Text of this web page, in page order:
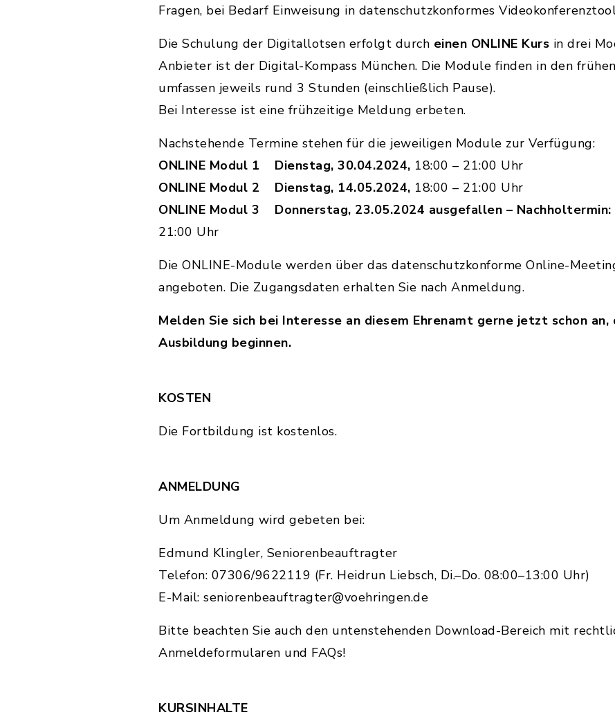
Fragen, bei Bedarf Einweisung in datenschutzkonformes
Die Schulung der Digitallotsen erfolgt durch einen ONLINE Kurs in drei
Anbieter ist der Digital-Kompass München. Die Module finden in den
umfassen jeweils rund 3 Stunden (einschließlich Pause).
Bei Interesse ist eine frühzeitige Meldung erbeten.
Nachstehende Termine stehen für die jeweiligen Module zur Verfügung:
ONLINE Modul 1 Dienstag, 30.04.2024, 18:00 – 21:00 Uhr
ONLINE Modul 2 Dienstag, 14.05.2024, 18:00 – 21:00 Uhr
ONLINE Modul 3 Donnerstag, 23.05.2024 ausgefallen – Nachholtermin:
21:00 Uhr
Die ONLINE-Module werden über das datenschutzkonforme Online-
angeboten. Die Zugangsdaten erhalten Sie nach Anmeldung.
Melden Sie sich bei Interesse an diesem Ehrenamt gerne jetzt schon
Ausbildung beginnen.
KOSTEN
Die Fortbildung ist kostenlos.
ANMELDUNG
Um Anmeldung wird gebeten bei:
Edmund Klingler, Seniorenbeauftragter
Telefon: 07306/9622119 (Fr. Heidrun Liebsch, Di.–Do. 08:00–13:00 Uhr)
E-Mail: seniorenbeauftragter@voehringen.de
Bitte beachten Sie auch den untenstehenden Download-Bereich mit
Anmeldeformularen und FAQs!
KURSINHALTE